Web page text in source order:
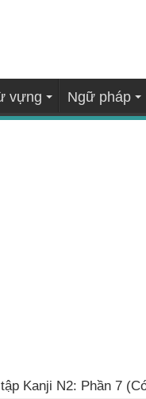
vựng Ngữ pháp
Kanji N2: Phần 7